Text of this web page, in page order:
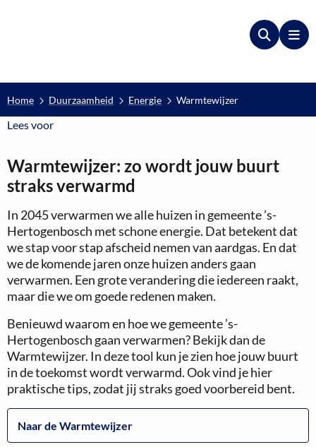
Zoeken
Home Duurzaamheid Energie Warmtewijzer
Lees voorLees voor
Warmtewijzer: zo wordt jouw buurt
straks verwarmd
In 2045 verwarmen we alle huizen in gemeente ’s-
Hertogenbosch met schone energie. Dat betekent dat
we stap voor stap afscheid nemen van aardgas. En dat
we de komende jaren onze huizen anders gaan
verwarmen. Een grote verandering die iedereen raakt,
maar die we om goede redenen maken.
Benieuwd waarom en hoe we gemeente ’s-
Hertogenbosch gaan verwarmen? Bekijk dan de
Warmtewijzer. In deze tool kun je zien hoe jouw buurt
in de toekomst wordt verwarmd. Ook vind je hier
praktische tips, zodat jij straks goed voorbereid bent.
Naar de Warmtewijzer